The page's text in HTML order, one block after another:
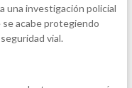
una investigación policial
se acabe protegiendo
vial.